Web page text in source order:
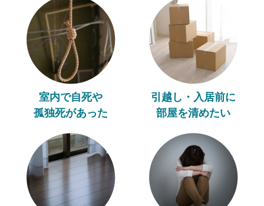
室内で自死や
孤独死があった
引越し・入居前に
部屋を清めたい